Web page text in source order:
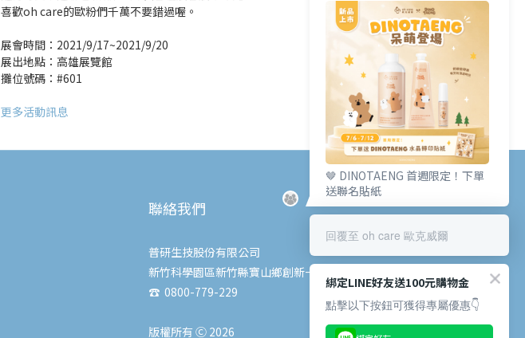
喜歡oh care的歐粉們千萬不要錯過喔。
展會時間：2021/9/17~2021/9/20
展出地點：高雄展覽館
攤位號碼：#601
更多活動訊息
聯絡我們
普研生技股份有限公司
新竹科學園區新竹縣寶山鄉創新一路6號
☎ 0800-779-229
版權所有 Ⓒ 2026
🤎 DINOTAENG 首週限定！下單
送聯名貼紙
回覆至 oh care 歐克威爾
綁定LINE好友送100元購物金
點擊以下按鈕可獲得專屬優惠👇